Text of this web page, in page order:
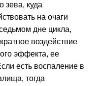
зева, куда
на очаги
дне цикла,
воздействие
эффекта, ее
есть воспаление в
тогда